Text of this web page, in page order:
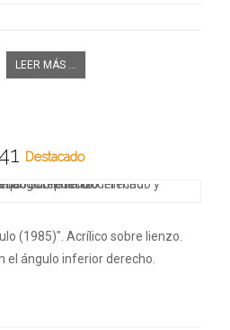
LEER MÁS ...
Destacado
(1985)". Acrílico sobre lienzo.
el ángulo inferior derecho.